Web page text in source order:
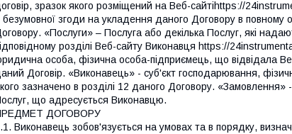
зразок якого розміщений на Веб-сайтіhttps://
безумовної згоди на укладення даного Договору в повному
«Послуги» – Послуга або декілька Послуг, які
розділі Веб-сайту Виконавця https://
особа, фізична особа-підприємець, що відвідала
Договір. «Виконавець» - суб'єкт господарювання,
зазначено в розділі 12 даного Договору.
що адресується Виконавцю.
ДОГОВОРУ
Виконавець зобов'язується на умовах та в порядку,